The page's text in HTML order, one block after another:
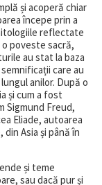
și acoperă chiar
începe prin a
reflectate
poveste sacră,
au stat la baza
care au
anilor. După o
și cum a fost
Sigmund Freud,
Eliade, autoarea
Asia și până în
și teme
sau dacă pur și